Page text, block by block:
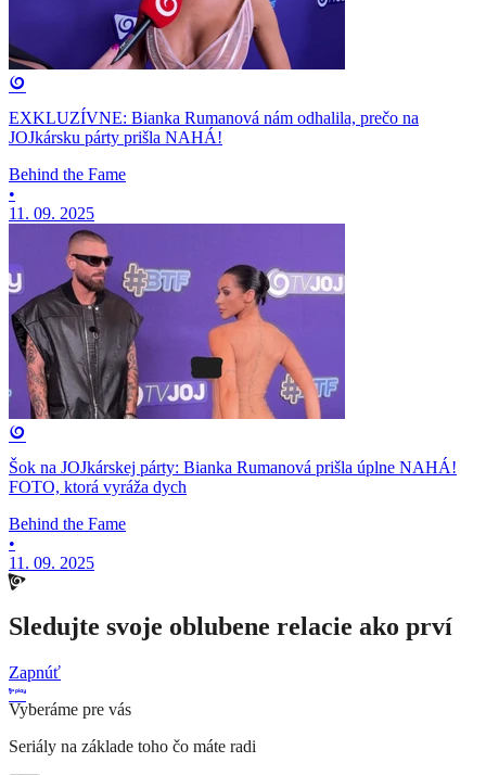
EXKLUZÍVNE: Bianka Rumanová nám odhalila, prečo na
JOJkársku párty prišla NAHÁ!
Behind the Fame
•
11. 09. 2025
Šok na JOJkárskej párty: Bianka Rumanová prišla úplne NAHÁ!
FOTO, ktorá vyráža dych
Behind the Fame
•
11. 09. 2025
Sledujte svoje oblubene relacie ako prví
Zapnúť
Vyberáme pre vás
Seriály na základe toho čo máte radi